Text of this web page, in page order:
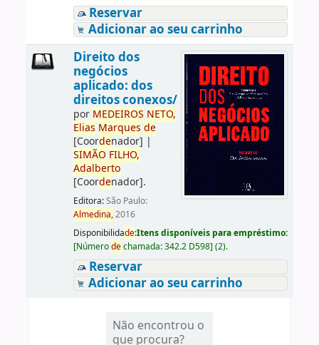
Reservar
Adicionar ao seu carrinho
Direito dos
negócios
aplicado: dos
direitos conexos/
por MEDEIROS NETO,
Elias Marques de
[Coordenador] |
SIMÃO FILHO,
Adalberto
[Coordenador].
Editora:São Paulo:
Almedina,2016
Disponibilidade:Itens disponíveis para empréstimo:
[Númerodechamada:342.2 D598] (2).
Reservar
Adicionar ao seu carrinho
Não encontrou o
que procura?